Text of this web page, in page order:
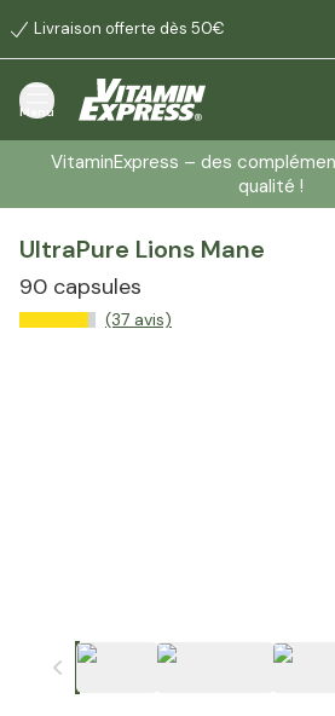
Livraison offerte dès 50€
Menu
VitaminExpress – des
qualité !
UltraPure Lions Mane
90 capsules
(37 avis)